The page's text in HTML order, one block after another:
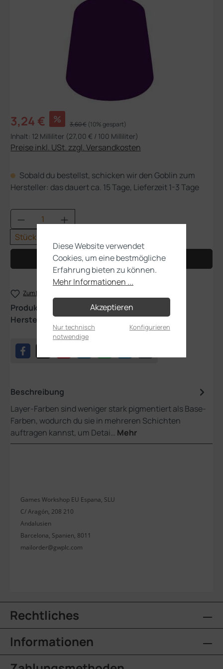
Verkaufspreis:
3,24 € % Regulärer Preis:
3,60 € (10% gespart)
Inhalt: 12 Milliliter (27,00 € / 100 Milliliter)
Preise inkl. USt. zzgl. Versandkosten
Sobald du bestellst, schicken wir den Goblin zum
Hersteller: das dauert ca. 15 Tage, Lieferzeit 1-3 Tage
Produkt Anzahl: Gib den gewünschten
Stück
In den Warenkorb
Zum Merkzettel hinzufügen
Produktnummer:
22-09
Hersteller:
Games Workshop
Beschreibung
Layer-Farben sind weniger stark pigmentiert als Base-
Farben, wodurch du sie in mehreren Schichten
auftragen kannst, um Detai… Mehr
Games Workshop EU Espana, SLU
C/ Aragón, 208 210
Andalusien
Barcelona, Spanien, 8011
mailorder@gwplc.com
Rechtliches
Informationen
Diese Website verwendet
Cookies, um eine bestmögliche
Erfahrung bieten zu können.
Mehr Informationen ...
Akzeptieren
Nur technisch
notwendige
Konfigurieren